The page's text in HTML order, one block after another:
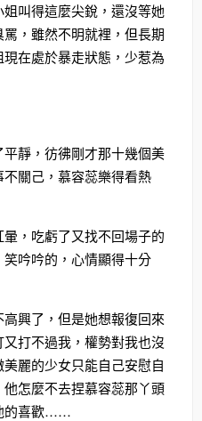
叫得這麼尖銳，還沒等她
，雖然不明就裡，但長期
在處於暴走狀態，少惹為
靜，彷彿剛才那十幾個美
關己，慕容蕊樂得看熱
，吃虧了又找不回場子的
吟吟的，心情顯得十分
興了，但是她想報復回來
打不過我，權勢對我也沒
麗的少女只能自己安慰自
怎麼不去捏慕容蕊那丫頭
的喜歡……